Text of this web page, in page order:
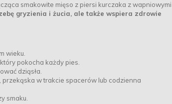
smakowite mięso z piersi kurczaka z wapniowymi
gryzienia i żucia, ale także wspiera zdrowie
wieku.
pokocha każdy pies.
dziąsła.
w trakcie spacerów lub codzienna
smaku.